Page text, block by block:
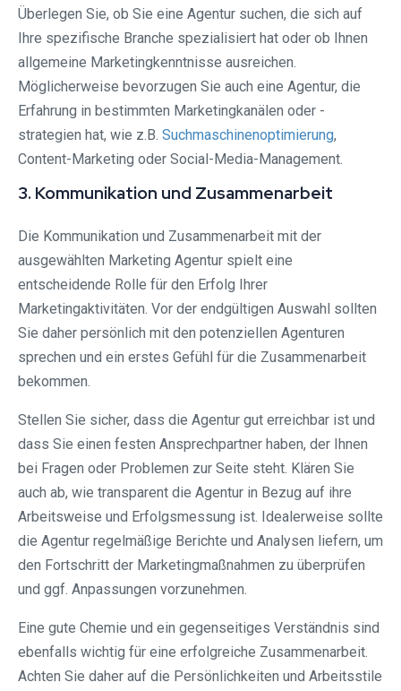
Überlegen Sie, ob Sie eine Agentur suchen, die sich auf
Ihre spezifische Branche spezialisiert hat oder ob Ihnen
allgemeine Marketingkenntnisse ausreichen.
Möglicherweise bevorzugen Sie auch eine Agentur, die
Erfahrung in bestimmten Marketingkanälen oder -
strategien hat, wie z.B. Suchmaschinenoptimierung,
Content-Marketing oder Social-Media-Management.
3. Kommunikation und Zusammenarbeit
Die Kommunikation und Zusammenarbeit mit der
ausgewählten Marketing Agentur spielt eine
entscheidende Rolle für den Erfolg Ihrer
Marketingaktivitäten. Vor der endgültigen Auswahl sollten
Sie daher persönlich mit den potenziellen Agenturen
sprechen und ein erstes Gefühl für die Zusammenarbeit
bekommen.
Stellen Sie sicher, dass die Agentur gut erreichbar ist und
dass Sie einen festen Ansprechpartner haben, der Ihnen
bei Fragen oder Problemen zur Seite steht. Klären Sie
auch ab, wie transparent die Agentur in Bezug auf ihre
Arbeitsweise und Erfolgsmessung ist. Idealerweise sollte
die Agentur regelmäßige Berichte und Analysen liefern, um
den Fortschritt der Marketingmaßnahmen zu überprüfen
und ggf. Anpassungen vorzunehmen.
Eine gute Chemie und ein gegenseitiges Verständnis sind
ebenfalls wichtig für eine erfolgreiche Zusammenarbeit.
Achten Sie daher auf die Persönlichkeiten und Arbeitsstile